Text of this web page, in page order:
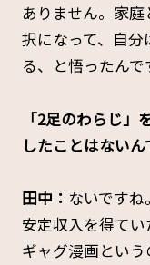
ありません。家
択になって、自
る、と悟ったんで
――「2足のわらじ
したことはないん
田中： ないですね
安定収入を得てい
ギャグ漫画とい